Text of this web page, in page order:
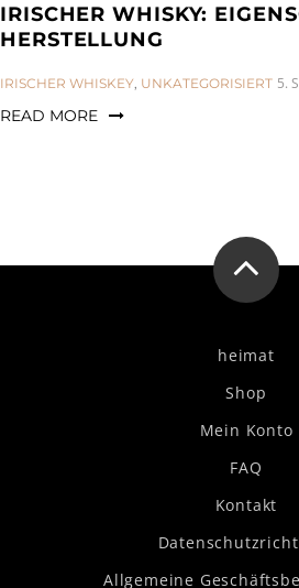
IRISCHER WHISKY:
HERSTELLUNG
CATEGORIES:
IRISCHER WHISKEY UNKATEGORISIERT 5.
READ MORE
heimat
Shop
Mein Konto
FAQ
Kontakt
Allgemeine